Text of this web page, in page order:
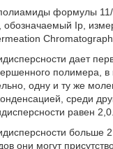
формулы
обозначаемый Ip,
дает
полимера,
одну и ту же
среди
равен 2,0.
больше
они могут